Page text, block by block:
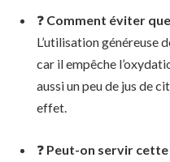
❓ Comment éviter
L’utilisation généreuse
car il empêche
aussi un peu de jus de
effet.
❓ Peut-on servir cette